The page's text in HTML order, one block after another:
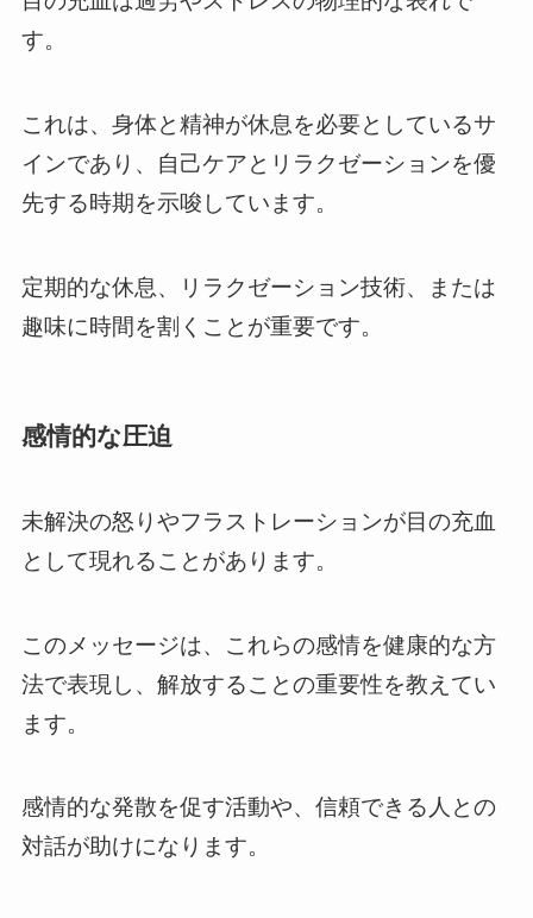
す。
これは、身体と精神が休息を必要としているサ
インであり、自己ケアとリラクゼーションを優
先する時期を示唆しています。
定期的な休息、リラクゼーション技術、または
趣味に時間を割くことが重要です。
感情的な圧迫
未解決の怒りやフラストレーションが目の充血
として現れることがあります。
このメッセージは、これらの感情を健康的な方
法で表現し、解放することの重要性を教えてい
ます。
感情的な発散を促す活動や、信頼できる人との
対話が助けになります。